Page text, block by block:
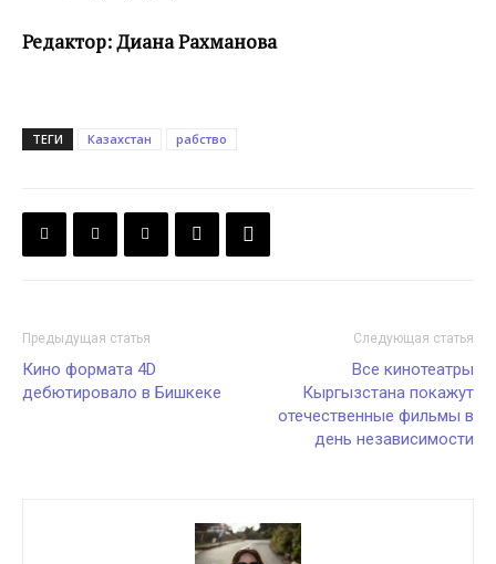
Редактор: Диана Рахманова
ТЕГИ Казахстан рабство
Предыдущая статья
Кино формата 4D
дебютировало в Бишкеке
Следующая статья
Все кинотеатры
Кыргызстана покажут
отечественные фильмы в
день независимости